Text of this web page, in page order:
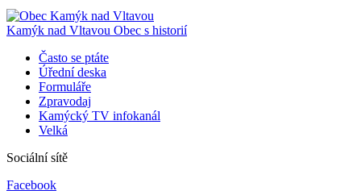
Kamýk nad Vltavou Obec s historií
Často se ptáte
Úřední deska
Formuláře
Zpravodaj
Kamýcký TV infokanál
Velká
Sociální sítě
Facebook